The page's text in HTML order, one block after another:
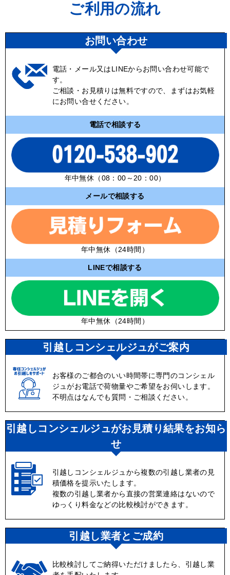
ご利用の流れ
お問い合わせ
電話・メール又はLINEからお問い合わせ可能で
す。
ご相談・お見積りは無料ですので、まずはお気軽
にお問い合せください。
電話で相談する
年中無休（08：00～20：00）
メールで相談する
年中無休（24時間）
LINEで相談する
年中無休（24時間）
引越しコンシェルジュがご案内
お客様のご都合のいい時間帯に専門のコンシェル
ジュがお電話で荷物量やご希望をお伺いします。
不明点はなんでも質問・ご相談ください。
引越しコンシェルジュがお見積り結果をお知ら
せ
引越しコンシェルジュから複数の引越し業者の見
積価格を提示いたします。
複数の引越し業者から直接の営業連絡はないので
ゆっくり料金などの比較検討ができます。
引越し業者とご成約
比較検討してご納得いただけましたら、引越し業